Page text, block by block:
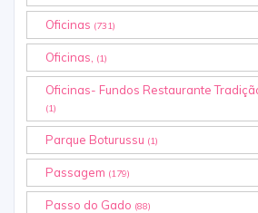
Oficinas (731)
Oficinas, (1)
Oficinas- Fundos Restaurante
(1)
Parque Boturussu (1)
Passagem (179)
Passo do Gado (88)